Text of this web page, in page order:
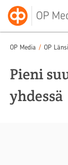
OP
OP Media / OP
Pieni
yhdessä